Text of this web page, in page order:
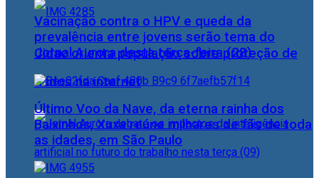
Cidac orienta população sobre proteção de
dados na internet
Vacinação contra o HPV e queda da
prevalência entre jovens serão tema do
Jornal Aurora desta terça-feira (28)
Último Voo da Nave, da eterna rainha dos
Baixinhos, Xuxa reúne milhares de fãs de toda
as idades, em São Paulo